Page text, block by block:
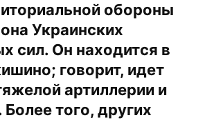
обороны
Украинских
сил. Он находится в
говорит, идет
артиллерии и
Более того, других